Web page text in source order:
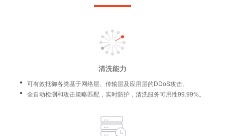
清洗能力
可有效抵御各类基于网络层、传输层及应用层的DDoS攻击。
全自动检测和攻击策略匹配，实时防护，清洗服务可用性99.99%。